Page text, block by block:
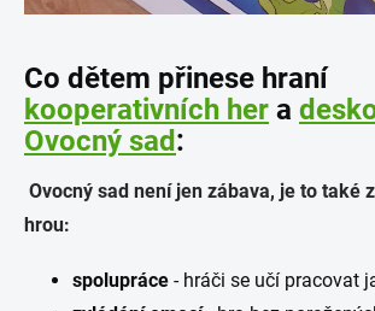
Co dětem přinese hraní
kooperativních her a
Ovocný sad :
Ovocný sad není jen zábava, je to také
hrou:
spolupráce - hráči se učí pracovat